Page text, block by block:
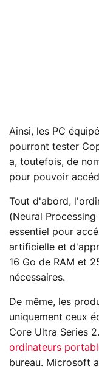
Ainsi, les PC
pourront tester
a, toutefois, de
pour pouvoir
Tout d'abord,
(Neural
essentiel pour
artificielle et
16 Go de RAM et
nécessaires.
De même, les
uniquement ceux
Core Ultra Series
ordinateurs
bureau. Microsoft